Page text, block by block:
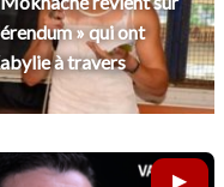
» qui ont
à travers